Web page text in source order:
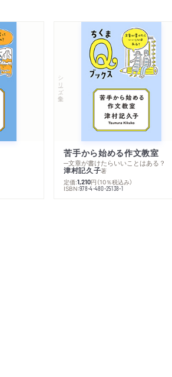
シリーズ・全集
苦手から始める作文教室
─文章が書けたらいいことはある？
津村記久子著
定価:1,210円 （10％税込み）
ISBN:978-4-480-25138-1